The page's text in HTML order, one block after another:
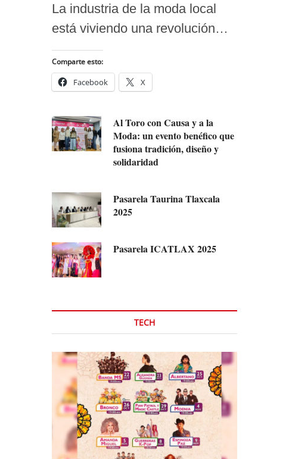
La industria de la moda local
está viviendo una revolución…
Comparte esto:
Facebook X
Al Toro con Causa y a la
Moda: un evento benéfico que
fusiona tradición, diseño y
solidaridad
Pasarela Taurina Tlaxcala
2025
Pasarela ICATLAX 2025
TECH